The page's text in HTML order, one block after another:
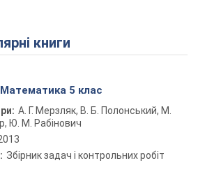
книги
5 клас
А. Г. Мерзляк, В. Б. Полонський, М.
Ю. М. Рабінович
Збірник задач і контрольних робіт